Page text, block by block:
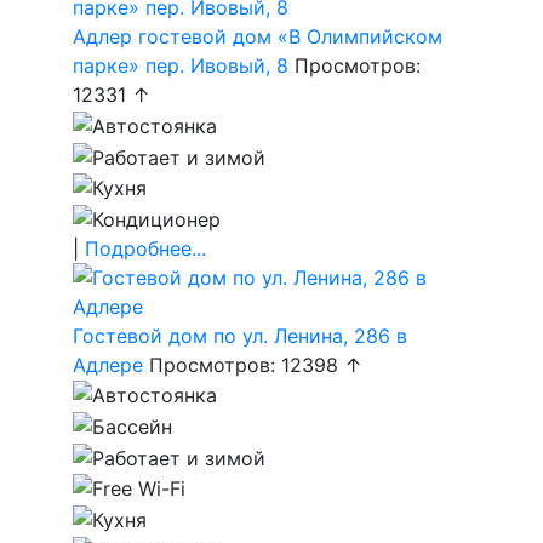
Адлер гостевой дом «В Олимпийском
парке» пер. Ивовый, 8 Просмотров:
12331 ↑
Подробнее...
Гостевой дом по ул. Ленина, 286 в
Адлере Просмотров: 12398 ↑